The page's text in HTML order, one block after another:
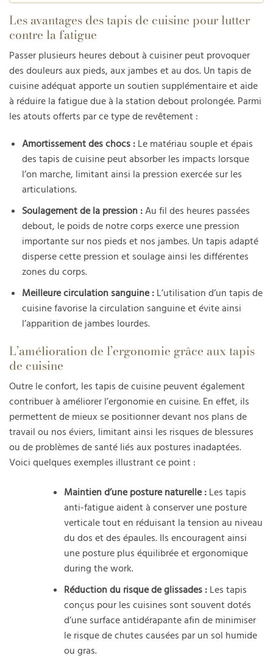
Les avantages des tapis de cuisine pour lutter
contre la fatigue
Passer plusieurs heures debout à cuisiner peut provoquer
des douleurs aux pieds, aux jambes et au dos. Un tapis de
cuisine adéquat apporte un soutien supplémentaire et aide
à réduire la fatigue due à la station debout prolongée. Parmi
les atouts offerts par ce type de revêtement :
Amortissement des chocs :Le matériau souple et épais
des tapis de cuisine peut absorber les impacts lorsque
l’on marche, limitant ainsi la pression exercée sur les
articulations.
Soulagement de la pression :Au fil des heures passées
debout, le poids de notre corps exerce une pression
importante sur nos pieds et nos jambes. Un tapis adapté
disperse cette pression et soulage ainsi les différentes
zones du corps.
Meilleure circulation sanguine :L’utilisation d’un tapis de
cuisine favorise la circulation sanguine et évite ainsi
l’apparition de jambes lourdes.
L’amélioration de l’ergonomie grâce aux tapis
de cuisine
Outre le confort, les tapis de cuisine peuvent également
contribuer à améliorer l’ergonomie en cuisine. En effet, ils
permettent de mieux se positionner devant nos plans de
travail ou nos éviers, limitant ainsi les risques de blessures
ou de problèmes de santé liés aux postures inadaptées.
Voici quelques exemples illustrant ce point :
Maintien d’une posture naturelle :Les tapis
anti-fatigue aident à conserver une posture
verticale tout en réduisant la tension au niveau
du dos et des épaules. Ils encouragent ainsi
une posture plus équilibrée et ergonomique
during the work.
Réduction du risque de glissades :Les tapis
conçus pour les cuisines sont souvent dotés
d’une surface antidérapante afin de minimiser
le risque de chutes causées par un sol humide
ou gras.